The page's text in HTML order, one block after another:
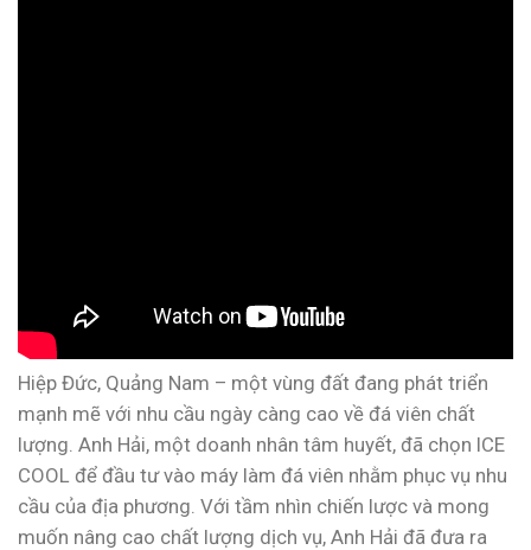
Hiệp Đức, Quảng Nam – một vùng đất đang phát triển
mạnh mẽ với nhu cầu ngày càng cao về đá viên chất
lượng. Anh Hải, một doanh nhân tâm huyết, đã chọn ICE
COOL để đầu tư vào máy làm đá viên nhằm phục vụ nhu
cầu của địa phương. Với tầm nhìn chiến lược và mong
muốn nâng cao chất lượng dịch vụ, Anh Hải đã đưa ra